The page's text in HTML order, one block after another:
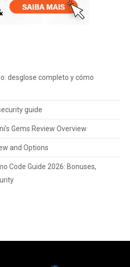
desglose completo y cómo
guide
Gems Review Overview
and Options
Code Guide 2026: Bonuses,